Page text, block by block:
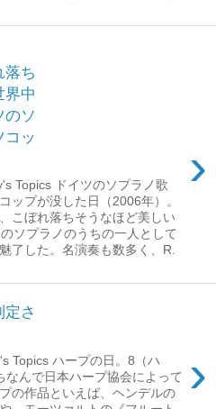
落ち
界中
のソ
ッ
›
Topics ドイツのソプラノ歌
ップが没した日（2006年）。
こぼれ落ちそうなほど美しい
ソプラノのうちの一人として
了した。名演奏も数多く、R.
さ
›
Topics ハープの日。8（ハ
なんで日本ハープ協会によって
の作品といえば、ヘンデルの